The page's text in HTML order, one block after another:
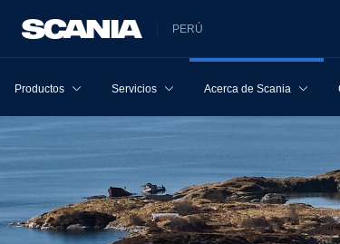
PERÚ
Productos Servicios Acerca de Scania